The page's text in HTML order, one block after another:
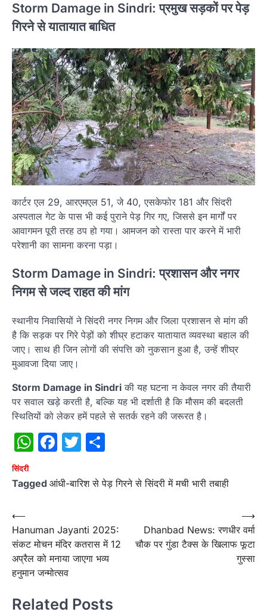
Storm Damage in Sindri: प्रमुख सड़कों पर पेड़
गिरने से यातायात बाधित
कार्टर एल 29, आरएमएल 51, जे 40, एसकेफोर 181 और सिंदरी
अस्पताल गेट के पास भी कई पुराने पेड़ गिर गए, जिससे इन मार्गों पर
आवागमन पूरी तरह ठप हो गया। आमजन को रास्ता पार करने में भारी
परेशानी का सामना करना पड़ा।
Storm Damage in Sindri: प्रशासन और नगर
निगम से जल्द राहत की मांग
स्थानीय निवासियों ने सिंदरी नगर निगम और जिला प्रशासन से मांग की
है कि सड़क पर गिरे पेड़ों को शीघ्र हटाकर यातायात व्यवस्था बहाल की
जाए। साथ ही जिन लोगों की संपत्ति को नुकसान हुआ है, उन्हें शीघ्र
मुआवजा दिया जाए।
Storm Damage in Sindri की यह घटना न केवल नगर की तैयारी
पर सवाल खड़े करती है, बल्कि यह भी दर्शाती है कि मौसम की बदलती
स्थितियों को लेकर हमें पहले से सतर्क रहने की जरूरत है।
WhatsApp
Facebook
Twitter
सिंदरी
Tagged आंधी-बारिश से पेड़ गिरने से सिंदरी में मची भारी तबाही
Post
navigation
⟵
Hanuman Jayanti 2025:
संकट मोचन मंदिर कतरास में 12
अप्रैल को मनाया जाएगा भव्य
हनुमान जन्मोत्सव
Dhanbad News: रणधीर वर्मा
चौक पर गुंडा टैक्स के खिलाफ फूटा
गुस्सा
⟶
Related Posts